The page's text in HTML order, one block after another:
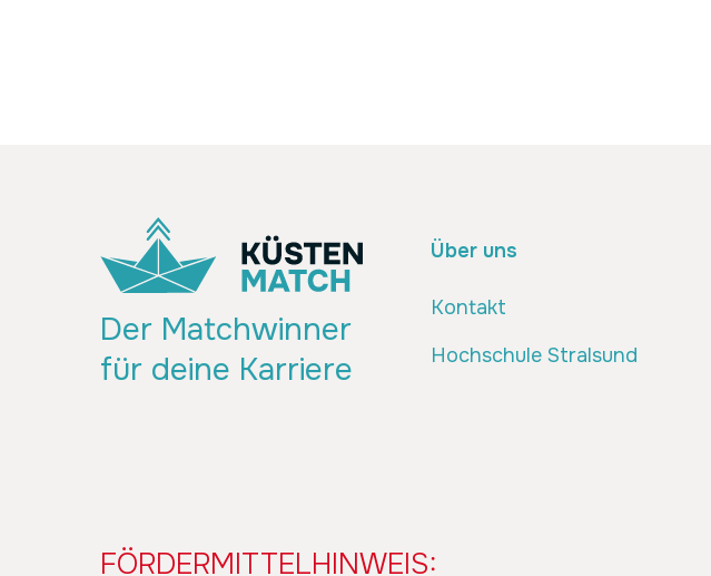
Der Matchwinner
für deine Karriere
Über uns
Kontakt
Hochschule Stralsund
FÖRDERMITTELHINWEIS: